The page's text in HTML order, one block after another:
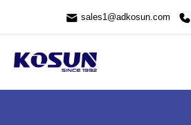
sales1@adkosun.com